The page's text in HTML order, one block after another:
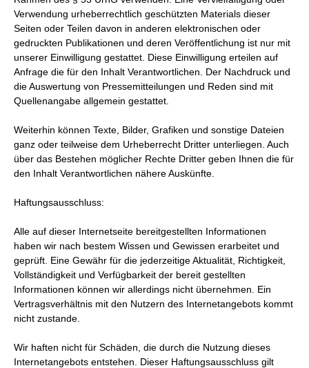
Verwendung urheberrechtlich geschützten Materials dieser
Seiten oder Teilen davon in anderen elektronischen oder
gedruckten Publikationen und deren Veröffentlichung ist nur mit
unserer Einwilligung gestattet. Diese Einwilligung erteilen auf
Anfrage die für den Inhalt Verantwortlichen. Der Nachdruck und
die Auswertung von Pressemitteilungen und Reden sind mit
Quellenangabe allgemein gestattet.
Weiterhin können Texte, Bilder, Grafiken und sonstige Dateien
ganz oder teilweise dem Urheberrecht Dritter unterliegen. Auch
über das Bestehen möglicher Rechte Dritter geben Ihnen die für
den Inhalt Verantwortlichen nähere Auskünfte.
Haftungsausschluss:
Alle auf dieser Internetseite bereitgestellten Informationen
haben wir nach bestem Wissen und Gewissen erarbeitet und
geprüft. Eine Gewähr für die jederzeitige Aktualität, Richtigkeit,
Vollständigkeit und Verfügbarkeit der bereit gestellten
Informationen können wir allerdings nicht übernehmen. Ein
Vertragsverhältnis mit den Nutzern des Internetangebots kommt
nicht zustande.
Wir haften nicht für Schäden, die durch die Nutzung dieses
Internetangebots entstehen. Dieser Haftungsausschluss gilt